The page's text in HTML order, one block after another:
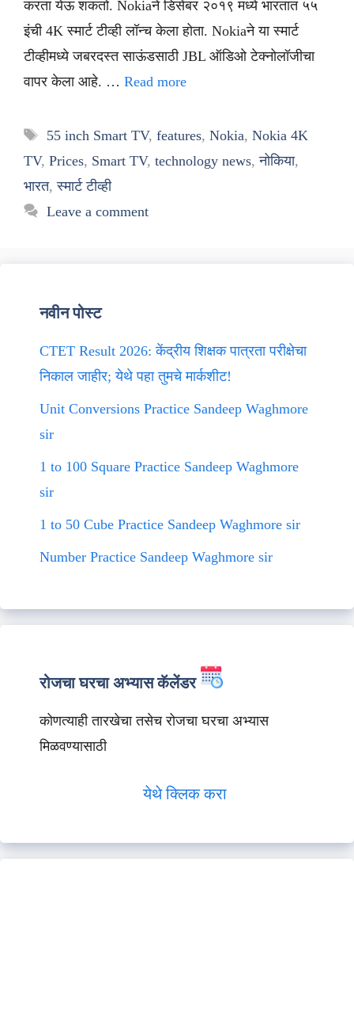
करता येऊ शकतो. Nokiaने डिसेंबर २०१९ मध्ये भारतात ५५
इंची 4K स्मार्ट टीव्ही लॉन्च केला होता. Nokiaने या स्मार्ट
टीव्हीमध्ये जबरदस्त साऊंडसाठी JBL ऑडिओ टेक्नोलॉजीचा
वापर केला आहे. … Read more
Tags
55 inch Smart TV, features, Nokia, Nokia 4K
TV, Prices, Smart TV, technology news,नोकिया,
भारत,स्मार्ट टीव्ही
Leave a comment
नवीन पोस्ट
CTET Result 2026: केंद्रीय शिक्षक पात्रता परीक्षेचा
निकाल जाहीर; येथे पहा तुमचे मार्कशीट!
Unit Conversions Practice Sandeep Waghmore
sir
1 to 100 Square Practice Sandeep Waghmore
sir
1 to 50 Cube Practice Sandeep Waghmore sir
Number Practice Sandeep Waghmore sir
रोजचा घरचा अभ्यास कॅलेंडर
कोणत्याही तारखेचा तसेच रोजचा घरचा अभ्यास
मिळवण्यासाठी
येथे क्लिक करा